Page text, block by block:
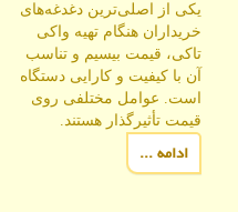
یکی از اصلی‌ترین دغدغه‌های
خریداران هنگام تهیه واکی
تاکی، قیمت بیسیم و تناسب
آن با کیفیت و کارایی دستگاه
است. عوامل مختلفی روی
قیمت تأثیرگذار هستند.
ادامه ...